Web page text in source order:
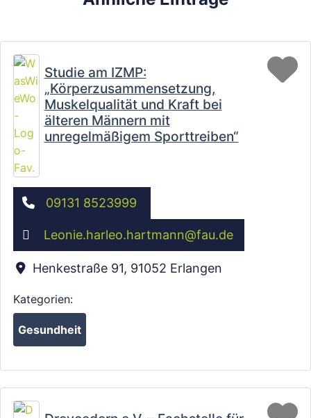
Studie am IZMP:
„Körperzusammensetzung,
Muskelqualität und Kraft bei
älteren Männern mit
unregelmäßigem Sporttreiben“
09131 8523999
Leonie.harleo.hartmann@fau.de
Henkestraße 91, 91052 Erlangen
Kategorien:
Gesundheit